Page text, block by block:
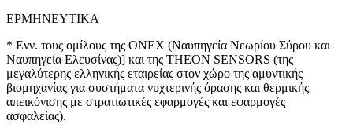
ΕΡΜΗΝΕΥΤΙΚΑ
* Ενν. τους ομίλους της ΟΝΕΧ (Ναυπηγεία Νεωρίου Σύρου και
Ναυπηγεία Ελευσίνας)] και της THEON SENSORS (της
μεγαλύτερης ελληνικής εταιρείας στον χώρο της αμυντικής
βιομηχανίας για συστήματα νυχτερινής όρασης και θερμικής
απεικόνισης με στρατιωτικές εφαρμογές και εφαρμογές
ασφαλείας).